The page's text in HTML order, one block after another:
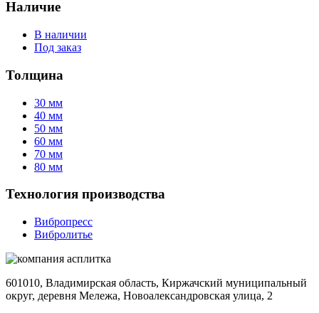
Наличие
В наличии
Под заказ
Толщина
30 мм
40 мм
50 мм
60 мм
70 мм
80 мм
Технология производства
Вибропресс
Вибролитье
601010, Владимирская область, Киржачский муниципальный
округ, деревня Мележа, Новоалександровская улица, 2